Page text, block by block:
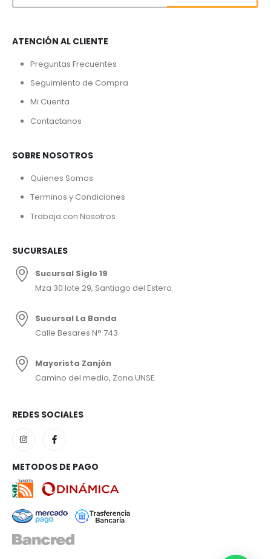
ATENCIÓN AL CLIENTE
Preguntas Frecuentes
Seguimiento de Compra
Mi Cuenta
Contactanos
SOBRE NOSOTROS
Quienes Somos
Terminos y Condiciones
Trabaja con Nosotros
SUCURSALES
Sucursal Siglo 19
Mza 30 lote 29, Santiago del Estero.
Sucursal La Banda
Calle Besares N° 743
Mayorista Zanjón
Camino del medio, Zona UNSE.
REDES SOCIALES
METODOS DE PAGO